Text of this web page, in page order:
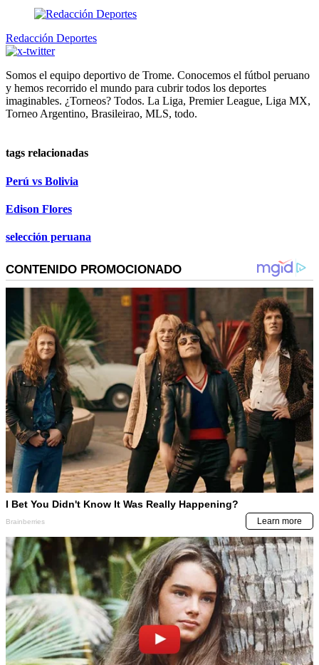
Redacción Deportes
Somos el equipo deportivo de Trome. Conocemos el fútbol peruano
y hemos recorrido el mundo para cubrir todos los deportes
imaginables. ¿Torneos? Todos. La Liga, Premier League, Liga MX,
Torneo Argentino, Brasileirao, MLS, todo.
tags relacionadas
Perú vs Bolivia
Edison Flores
selección peruana